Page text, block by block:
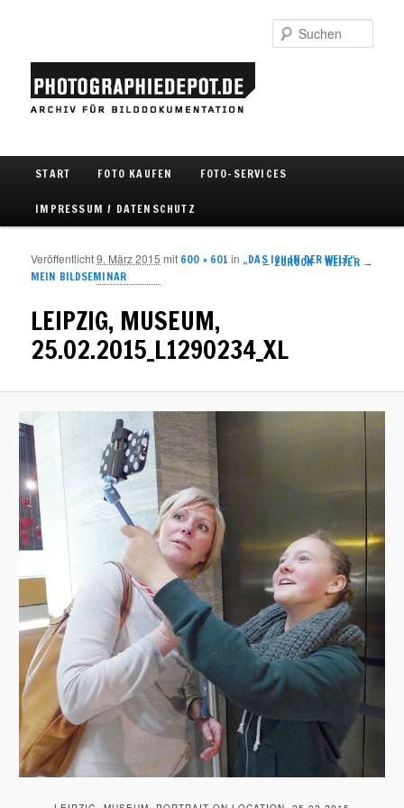
Zum Inhalt wechseln
Zum sekundären Inhalt wechseln
START FOTO KAUFEN FOTO-SERVICES
IMPRESSUM / DATENSCHUTZ
Bilder-Navigation
← ZURÜCK WEITER →
LEIPZIG, MUSEUM,
25.02.2015_L1290234_XL
Veröffentlicht9. März 2015 mit 600 × 601 in „DAS ICH IN DER WELT“
MEIN BILDSEMINAR